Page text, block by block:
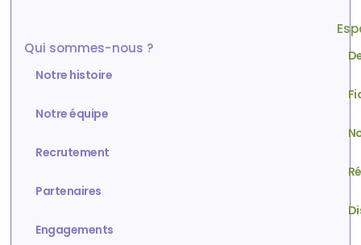
Qui sommes-nous ?
Notre histoire
Notre équipe
Recrutement
Partenaires
Engagements